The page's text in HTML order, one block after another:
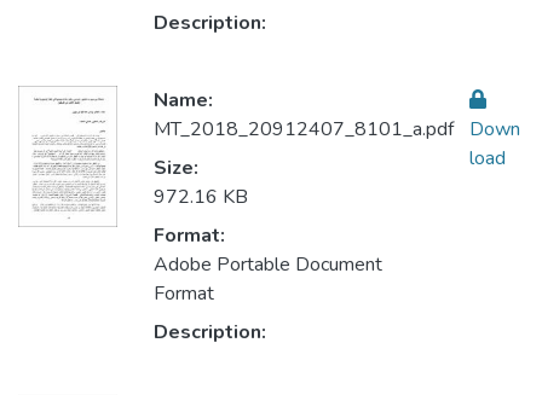
Description:
Name:
MT_2018_20912407_8101_a.pdf
Size:
972.16 KB
Format:
Adobe Portable Document
Format
Description:
Down
load